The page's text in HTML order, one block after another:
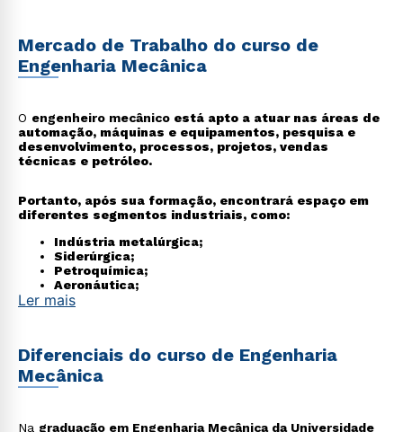
Mercado de Trabalho do curso de
Engenharia Mecânica
O engenheiro mecânico está apto a atuar nas áreas de
automação, máquinas e equipamentos, pesquisa e
desenvolvimento, processos, projetos, vendas
técnicas e petróleo.
Portanto, após sua formação, encontrará espaço em
diferentes segmentos industriais, como:
Indústria metalúrgica;
Siderúrgica;
Petroquímica;
Aeronáutica;
Aeroespacial;
De equipamentos biomédicos;
De açúcar e álcool;
Usinas hidrelétricas.
perícias e avaliações, emitindo laudos e pareceres
Ler mais
Diferenciais do curso de Engenharia
Mecânica
Na graduação em Engenharia Mecânica da Universidade